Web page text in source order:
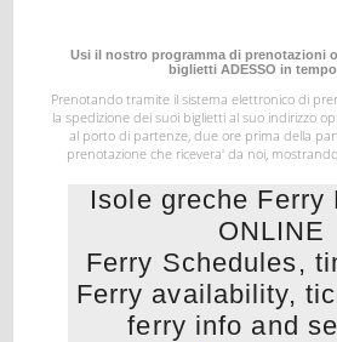
Usi il nostro programma di prenotazioni
biglietti ADESSO in
Prenotando tramite il sistema elettronico di
la spedizione dei suoi biglietti al suo indirizzo
al porto di partenze, due ore prima della
prenotazione che ricevera' da noi,
Isole greche Ferry
ONLINE
Ferry Schedules,
Ferry availability,
ferry info and